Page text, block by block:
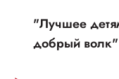
"Лучшее
добрый волк"